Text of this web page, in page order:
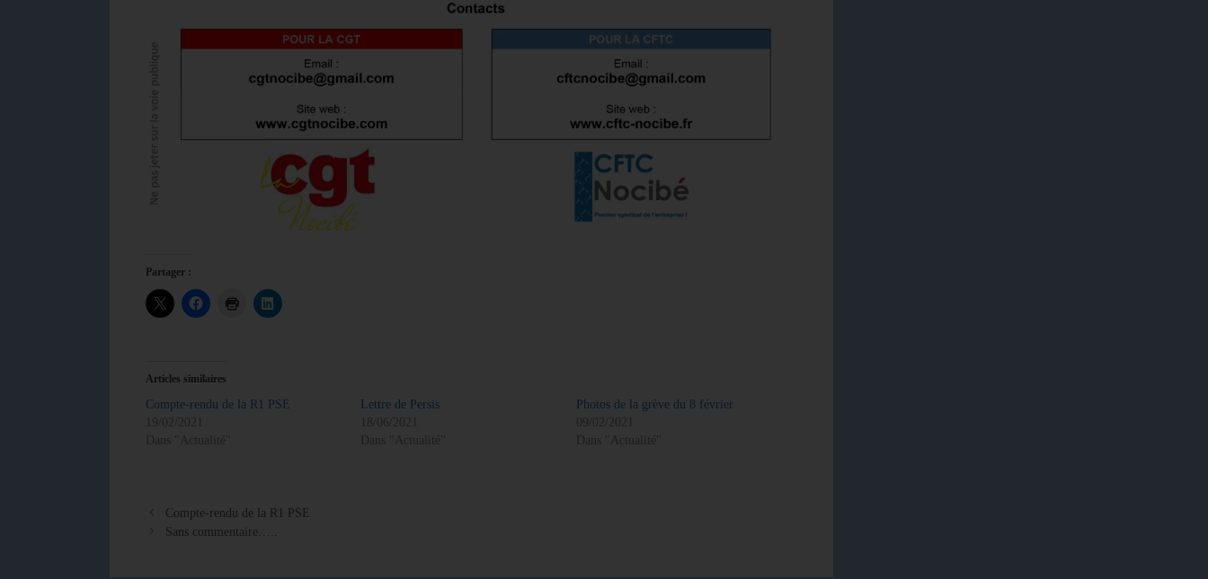
Partager :
Articles similaires
Compte-rendu de la R1 PSE
19/02/2021
Dans "Actualité"
Lettre de Persis
18/06/2021
Dans "Actualité"
Photos de la grève du 8 février
09/02/2021
Dans "Actualité"
Compte-rendu de la R1 PSE
Sans commentaire…..